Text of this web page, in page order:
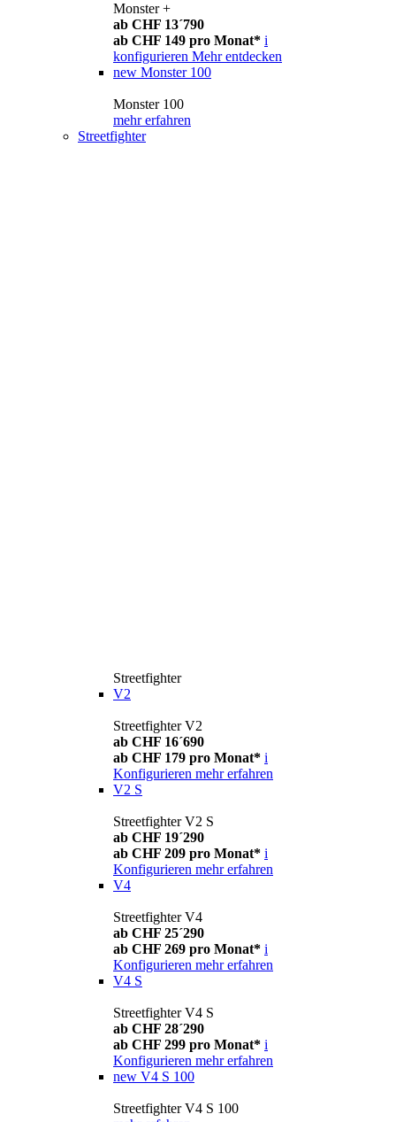
Monster +
ab CHF 13´790
ab CHF 149 pro Monat* i
konfigurieren Mehr entdecken
new Monster 100
Monster 100
mehr erfahren
Streetfighter
Streetfighter
V2
Streetfighter V2
ab CHF 16´690
ab CHF 179 pro Monat* i
Konfigurieren mehr erfahren
V2 S
Streetfighter V2 S
ab CHF 19´290
ab CHF 209 pro Monat* i
Konfigurieren mehr erfahren
V4
Streetfighter V4
ab CHF 25´290
ab CHF 269 pro Monat* i
Konfigurieren mehr erfahren
V4 S
Streetfighter V4 S
ab CHF 28´290
ab CHF 299 pro Monat* i
Konfigurieren mehr erfahren
new V4 S 100
Streetfighter V4 S 100